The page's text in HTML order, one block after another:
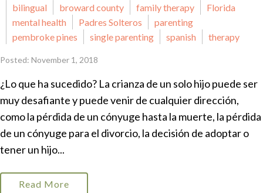
bilingual
broward county family therapy
Florida
mental health
Padres Solteros
parenting
pembroke pines
single parenting spanish therapy
Posted: November 1, 2018
¿Lo que ha sucedido? La crianza de un solo hijo puede ser
muy desafiante y puede venir de cualquier dirección,
como la pérdida de un cónyuge hasta la muerte, la pérdida
de un cónyuge para el divorcio, la decisión de adoptar o
tener un hijo...
Read More